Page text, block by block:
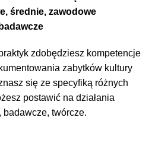
średnie, zawodowe
zdobędziesz kompetencje
zabytków kultury
się ze specyfiką różnych
postawić na działania
twórcze.